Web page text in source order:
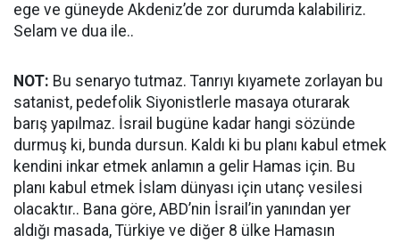
ege ve güneyde Akdeniz’de zor durumda kalabiliriz.
Selam ve dua ile..
NOT: Bu senaryo tutmaz. Tanrıyı kıyamete zorlayan bu
satanist, pedefolik Siyonistlerle masaya oturarak
barış yapılmaz. İsrail bugüne kadar hangi sözünde
durmuş ki, bunda dursun. Kaldı ki bu planı kabul etmek
kendini inkar etmek anlamın a gelir Hamas için. Bu
planı kabul etmek İslam dünyası için utanç vesilesi
olacaktır.. Bana göre, ABD’nin İsrail’in yanından yer
aldığı masada, Türkiye ve diğer 8 ülke Hamasın